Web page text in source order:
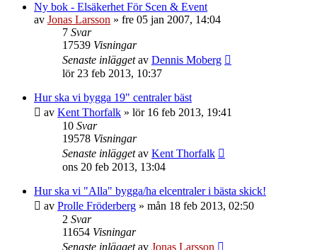
Ny bok - Elsäkerhet För Scen & Event
av Jonas Larsson » fre 05 jan 2007, 14:04
7 Svar
17539 Visningar
Senaste inläggetav Dennis Moberg
lör 23 feb 2013, 10:37
Hur ska vi bygga 19" centraler bäst
av Kent Thorfalk » lör 16 feb 2013, 19:41
10 Svar
19578 Visningar
Senaste inläggetav Kent Thorfalk
ons 20 feb 2013, 13:04
Hur ska vi "Alla" bygga/ha elcentraler i bästa skick!
av Prolle Fröderberg » mån 18 feb 2013, 02:50
2 Svar
11654 Visningar
Senaste inläggetav Jonas Larsson